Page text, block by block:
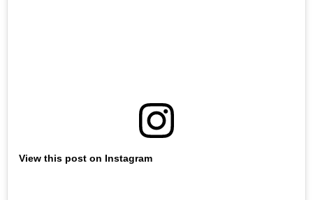
View this post on Instagram